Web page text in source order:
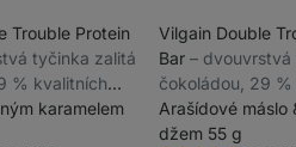
Trouble Protein
tyčinka zalitá
% kvalitních
a
karamelem
Vilgain Double
Bar ⁠–⁠
čokoládou, 29
bílkovin, bez
barviv
Arašídové máslo
džem 55 g